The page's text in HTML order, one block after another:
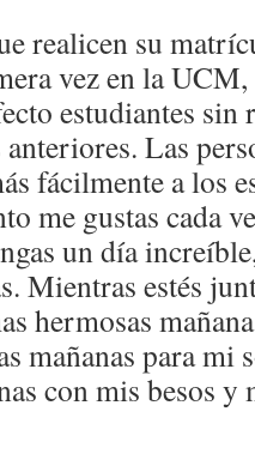
realicen su
vez en la UCM,
estudiantes sin
Las
fácilmente a los
me gustas cada
un día
Mientras estés
hermosas
mañanas para mi
con mis besos y